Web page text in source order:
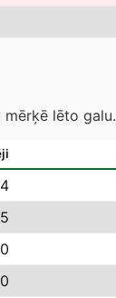
lēto galu.